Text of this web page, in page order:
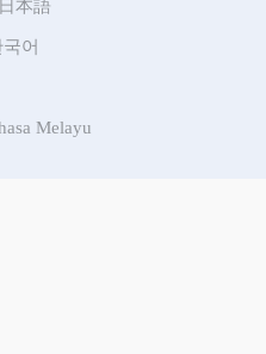
本語
어
Melayu